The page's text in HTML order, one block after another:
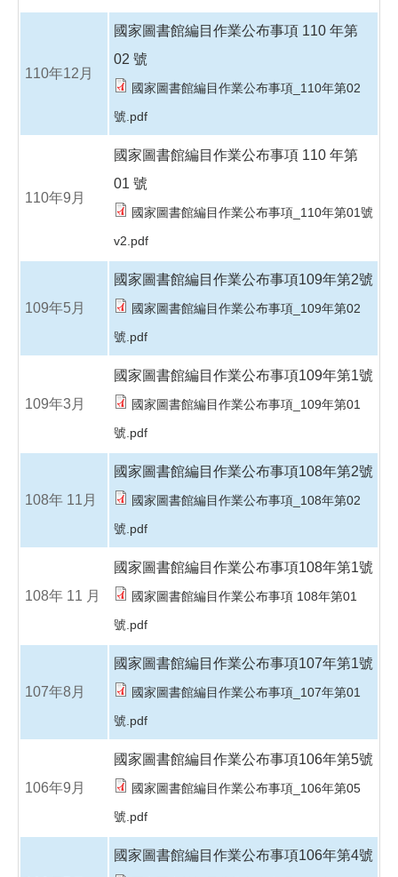
110年12月
國家圖書館編目作業公布事項 110 年第
02 號
國家圖書館編目作業公布事項_110年第02
號.pdf
110年9月
國家圖書館編目作業公布事項 110 年第
01 號
國家圖書館編目作業公布事項_110年第01號
v2.pdf
109年5月
國家圖書館編目作業公布事項109年第2號
國家圖書館編目作業公布事項_109年第02
號.pdf
109年3月
國家圖書館編目作業公布事項109年第1號
國家圖書館編目作業公布事項_109年第01
號.pdf
108年 11月
國家圖書館編目作業公布事項108年第2號
國家圖書館編目作業公布事項_108年第02
號.pdf
108年 11 月
國家圖書館編目作業公布事項108年第1號
國家圖書館編目作業公布事項 108年第01
號.pdf
107年8月
國家圖書館編目作業公布事項107年第1號
國家圖書館編目作業公布事項_107年第01
號.pdf
106年9月
國家圖書館編目作業公布事項106年第5號
國家圖書館編目作業公布事項_106年第05
號.pdf
國家圖書館編目作業公布事項106年第4號